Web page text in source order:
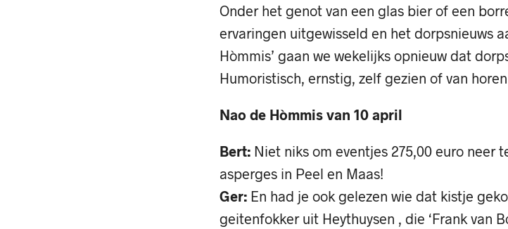
Onder het genot van een glas bier of een
ervaringen uitgewisseld en het dorpsnieuws
Hòmmis’ gaan we wekelijks opnieuw dat
Humoristisch, ernstig, zelf gezien of van
Nao de Hòmmis van 10 april
Bert: Niet niks om eventjes 275,00 euro neer
asperges in Peel en Maas!
Ger: En had je ook gelezen wie dat kistje
geitenfokker uit Heythuysen , die ‘Frank van